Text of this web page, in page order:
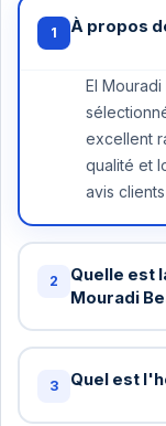
1 À propos
El
excellent
qualité et
avis
2
Quelle est
Mouradi
arrivée à
3 Quel est